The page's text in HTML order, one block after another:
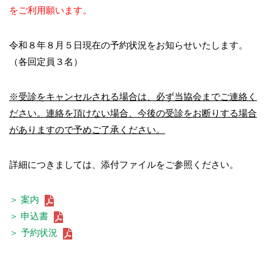
をご利用願います。
令和８年８月５日現在の予約状況をお知らせいたします。
（各回定員３名）
※受診をキャンセルされる場合は、必ず当協会までご連絡く
ださい。連絡を頂けない場合、今後の受診をお断りする場合
がありますので予めご了承ください。
詳細につきましては、添付ファイルをご参照ください。
＞ 案内
＞ 申込書
＞ 予約状況